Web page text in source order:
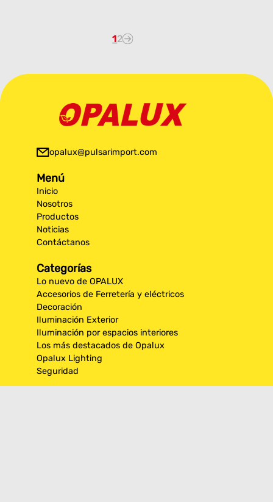
12
opalux@pulsarimport.com
Menú
Inicio
Nosotros
Productos
Noticias
Contáctanos
Categorías
Lo nuevo de OPALUX
Accesorios de Ferretería y eléctricos
Decoración
Iluminación Exterior
Iluminación por espacios interiores
Los más destacados de Opalux
Opalux Lighting
Seguridad